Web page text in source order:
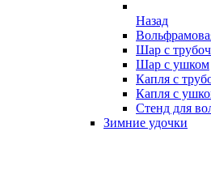
Назад
Шар с
Шар с ушком
Капля с
Капля с
Стенд для
Зимние удочки